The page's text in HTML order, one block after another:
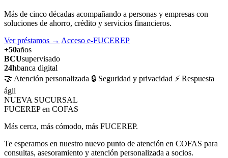
Más de cinco décadas acompañando a personas y empresas con
soluciones de ahorro, crédito y servicios financieros.
Ver préstamos → Acceso e-FUCEREP
+50años
BCUsupervisado
24hbanca digital
🤝 Atención personalizada 🔒 Seguridad y privacidad ⚡ Respuesta
ágil
NUEVA SUCURSAL
FUCEREP en COFAS
Más cerca, más cómodo, más FUCEREP.
Te esperamos en nuestro nuevo punto de atención en COFAS para
consultas, asesoramiento y atención personalizada a socios.